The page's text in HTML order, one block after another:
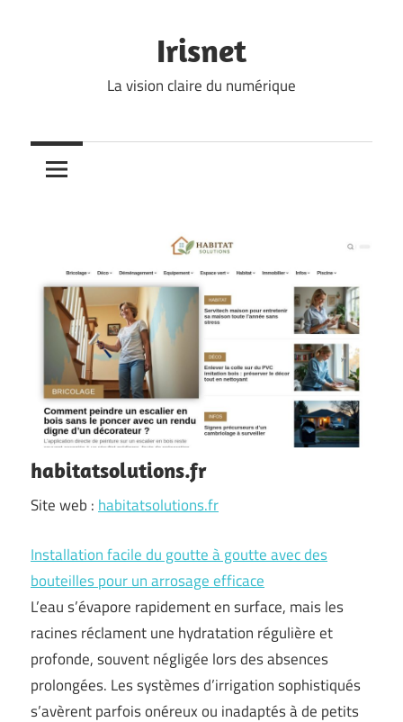
Irisnet
La vision claire du numérique
habitatsolutions.fr
Site web : habitatsolutions.fr
Installation facile du goutte à goutte avec des
bouteilles pour un arrosage efficace
L’eau s’évapore rapidement en surface, mais les
racines réclament une hydratation régulière et
profonde, souvent négligée lors des absences
prolongées. Les systèmes d’irrigation sophistiqués
s’avèrent parfois onéreux ou inadaptés à de petits